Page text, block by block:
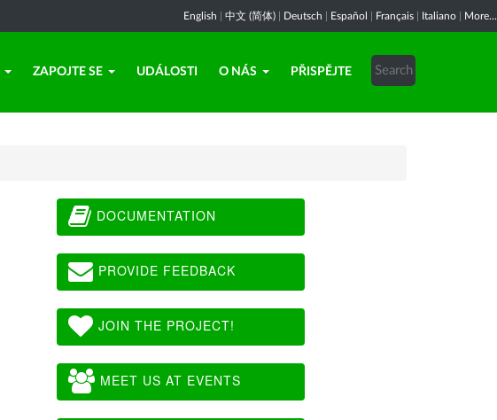
English 中文 (简体) Deutsch Español Français Italiano More...
ZAPOJTE SE UDÁLOSTI O NÁS PŘISPĚJTE
DOCUMENTATION
PROVIDE FEEDBACK
JOIN THE PROJECT!
MEET US AT EVENTS